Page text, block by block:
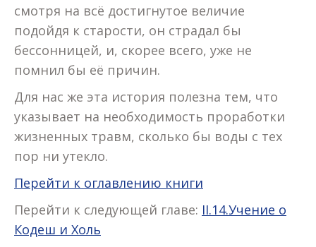
смотря на всё достигнутое величие
подойдя к старости, он страдал бы
бессонницей, и, скорее всего, уже не
помнил бы её причин.
Для нас же эта история полезна тем, что
указывает на необходимость проработки
жизненных травм, сколько бы воды с тех
пор ни утекло.
Перейти к оглавлению книги
Перейти к следующей главе: II.14.Учение о
Кодеш и Холь